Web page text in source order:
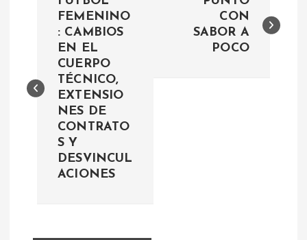
e
FEMENINO
: CAMBIOS
EN EL
CUERPO
TÉCNICO,
EXTENSIO
NES DE
CONTRATO
S Y
DESVINCUL
ACIONES
CON
SABOR A
POCO